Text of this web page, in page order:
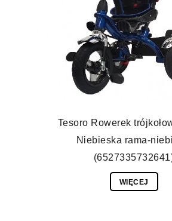
Tesoro Rowerek
Niebieska rama-
WIĘCEJ